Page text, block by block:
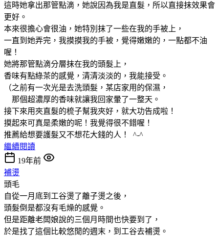
這時她拿出那管點滴，她說因為我是直髮，所以直接抹效果會
更好。
本來很擔心會很油，她特別抹了一些在我的手被上，
一直到她弄完，我摸摸我的手被，覺得嫩嫩的，一點都不油
喔！
她將那管點滴分層抹在我的頭髮上，
香味有點綠茶的感覺，清清淡淡的，我能接受。
（之前有一次光是去洗頭髮，某店家用的保濕，
那個超濃厚的香味就讓我回家暈了一整天。
接下來用夾直髮的梳子幫我夾好，就大功告成啦！
摸起來可真是柔嫩的呢！我覺得很不錯喔！
推薦給想要護髮又不想花大錢的人！ ^-^
繼續閱讀
19年前
補燙
頭毛
自從一月底到工谷燙了離子燙之後，
頭髮倒是都沒有毛燥的感覺。
但是距離老闆娘說的三個月時間也快要到了，
於是找了這個比較悠閒的週末，到工谷去補燙。